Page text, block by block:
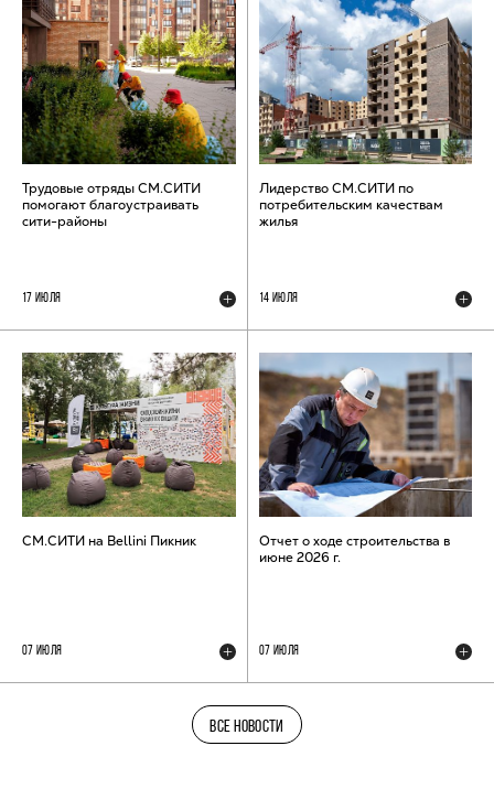
Трудовые отряды СМ.СИТИ
помогают благоустраивать
сити-районы
17 ИЮЛЯ
Лидерство СМ.СИТИ по
потребительским качествам
жилья
14 ИЮЛЯ
СМ.СИТИ на Bellini Пикник
07 ИЮЛЯ
Отчет о ходе строительства в
июне 2026 г.
07 ИЮЛЯ
ВСЕ НОВОСТИ